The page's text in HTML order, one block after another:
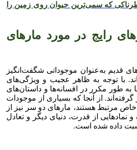
که سمی‌ترین حیوان روی زمین را
رایج در مورد مار‌های
قدیم به‌عنوان موجوداتی شگفت‌انگیز
با توجه به ظاهر عجیب و ویژگی‌های
به طور مکرر در افسانه‌ها و داستان‌های
از آنجا که بسیاری از موجودات
خاص مرتبط هستند، مار‌های دو سر نیز از
و نماد‌هایی از قدرت، دنیای دیگر و تعادل
داده شده است.